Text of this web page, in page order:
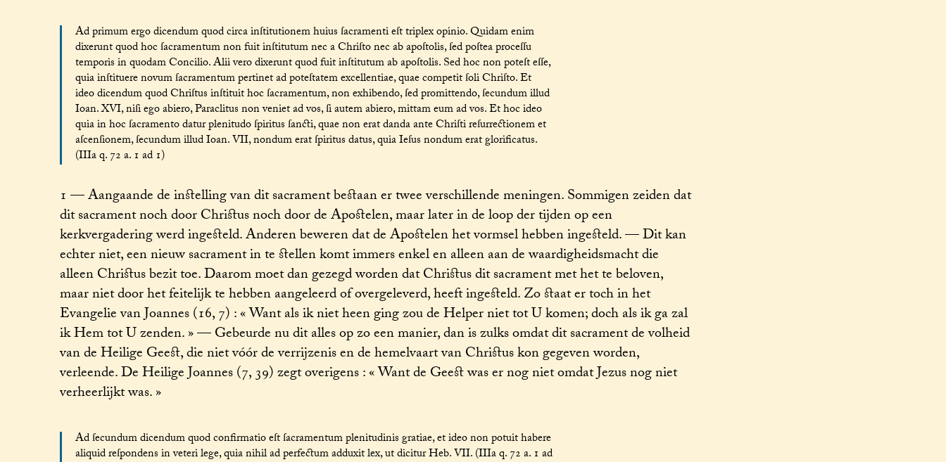
Ad primum ergo dicendum quod circa inſtitutionem huius ſacramenti eſt triplex opinio. Quidam enim
dixerunt quod hoc ſacramentum non fuit inſtitutum nec a Chriſto nec ab apoſtolis, ſed poſtea proceſſu
temporis in quodam Concilio. Alii vero dixerunt quod fuit inſtitutum ab apoſtolis. Sed hoc non poteſt eſſe,
quia inſtituere novum ſacramentum pertinet ad poteſtatem excellentiae, quae competit ſoli Chriſto. Et
ideo dicendum quod Chriſtus inſtituit hoc ſacramentum, non exhibendo, ſed promittendo, ſecundum illud
Ioan. XVI, niſi ego abiero, Paraclitus non veniet ad vos, ſi autem abiero, mittam eum ad vos. Et hoc ideo
quia in hoc ſacramento datur plenitudo ſpiritus ſancti, quae non erat danda ante Chriſti reſurrectionem et
aſcenſionem, ſecundum illud Ioan. VII, nondum erat ſpiritus datus, quia Ieſus nondum erat glorificatus.
(IIIa q. 72 a. 1 ad 1)
1 — Aangaande de instelling van dit sacrament bestaan er twee verschillende meningen. Sommigen zeiden dat
dit sacrament noch door Christus noch door de Apostelen, maar later in de loop der tijden op een
kerkvergadering werd ingesteld. Anderen beweren dat de Apostelen het vormsel hebben ingesteld. — Dit kan
echter niet, een nieuw sacrament in te stellen komt immers enkel en alleen aan de waardigheidsmacht die
alleen Christus bezit toe. Daarom moet dan gezegd worden dat Christus dit sacrament met het te beloven,
maar niet door het feitelijk te hebben aangeleerd of overgeleverd, heeft ingesteld. Zo staat er toch in het
Evangelie van Joannes (16, 7) : « Want als ik niet heen ging zou de Helper niet tot U komen; doch als ik ga zal
ik Hem tot U zenden. » — Gebeurde nu dit alles op zo een manier, dan is zulks omdat dit sacrament de volheid
van de Heilige Geest, die niet vóór de verrijzenis en de hemelvaart van Christus kon gegeven worden,
verleende. De Heilige Joannes (7, 39) zegt overigens : « Want de Geest was er nog niet omdat Jezus nog niet
verheerlijkt was. »
Ad ſecundum dicendum quod confirmatio eſt ſacramentum plenitudinis gratiae, et ideo non potuit habere
aliquid reſpondens in veteri lege, quia nihil ad perfectum adduxit lex, ut dicitur Heb. VII. (IIIa q. 72 a. 1 ad